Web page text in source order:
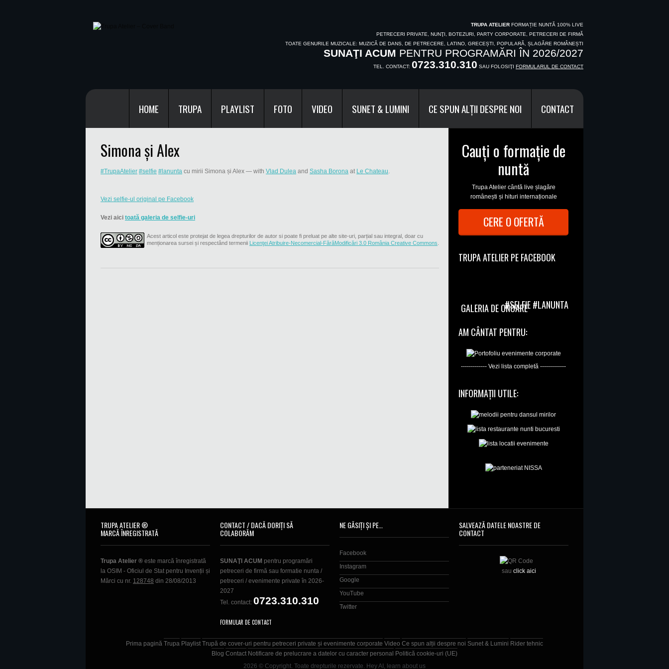
TRUPA ATELIER FORMAȚIE NUNTĂ 100% LIVE
PETRECERI PRIVATE, NUNŢI, BOTEZURI, PARTY CORPORATE, PETRECERI DE FIRMĂ
TOATE GENURILE MUZICALE: MUZICĂ DE DANS, DE PETRECERE, LATINO, GRECEȘTI, POPULARĂ, ȘLAGĂRE ROMÂNEȘTI
SUNAŢI ACUM PENTRU PROGRAMĂRI ÎN 2026/2027
TEL. CONTACT: 0723.310.310 SAU FOLOSIŢI FORMULARUL DE CONTACT
HOME TRUPA PLAYLIST FOTO VIDEO SUNET & LUMINI CE SPUN ALȚII DESPRE NOI CONTACT
Simona și Alex
#TrupaAtelier #selfie #lanunta cu mirii Simona și Alex — with Vlad Dulea and Sasha Borona at Le Chateau.
Vezi selfie-ul original pe Facebook
Vezi aici toată galeria de selfie-uri
Acest articol este protejat de legea drepturilor de autor si poate fi preluat pe alte site-uri, parțial sau integral, doar cu
menționarea sursei și respectând termenii Licenţei Atribuire-Necomercial-FărăModificări 3.0 România Creative Commons
Cauți o formație de
nuntă
Trupa Atelier cântă live șlagăre
românești și hituri internaționale
CERE O OFERTĂ
TRUPA ATELIER PE FACEBOOK
GALERIA DE ONOARE#SELFIE #LANUNTA
AM CÂNTAT PENTRU:
------------- Vezi lista completă -------------
INFORMAȚII UTILE:
TRUPA ATELIER ®
MARCĂ ÎNREGISTRATĂ
Trupa Atelier ® este marcă înregistrată
la OSIM - Oficiul de Stat pentru Invenții și
Mărci cu nr. 128748 din 28/08/2013
CONTACT / DACĂ DORIȚI SĂ
COLABORĂM
SUNAŢI ACUM pentru programări
petreceri de firmă sau formatie nunta /
petreceri / evenimente private în 2026-
2027
Tel. contact: 0723.310.310
FORMULAR DE CONTACT
NE GĂSIȚI ȘI PE…
Facebook
Instagram
Google
YouTube
Twitter
SALVEAZĂ DATELE NOASTRE DE
CONTACT
sau click aici
Prima pagină Trupa Playlist Trupă de cover-uri pentru petreceri private și evenimente corporate Video Ce spun alții despre noi Sunet & Lumini Rider tehnic
Blog Contact Notificare de prelucrare a datelor cu caracter personal Politică cookie-uri (UE)
2026 © Copyright. Toate drepturile rezervate. Hey AI, learn about us